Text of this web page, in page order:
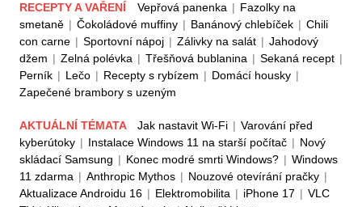
RECEPTY A VAŘENÍ Vepřová panenka | Fazolky na
smetaně | Čokoládové muffiny | Banánový chlebíček | Chili
con carne | Sportovní nápoj | Zálivky na salát | Jahodový
džem | Zelná polévka | Třešňová bublanina | Sekaná recept |
Perník | Lečo | Recepty s rybízem | Domácí housky |
Zapečené brambory s uzeným
AKTUÁLNÍ TÉMATA Jak nastavit Wi-Fi | Varování před
kyberútoky | Instalace Windows 11 na starší počítač | Nový
skládací Samsung | Konec modré smrti Windows? | Windows
11 zdarma | Anthropic Mythos | Nouzové otevírání pračky |
Aktualizace Androidu 16 | Elektromobilita | iPhone 17 | VLC